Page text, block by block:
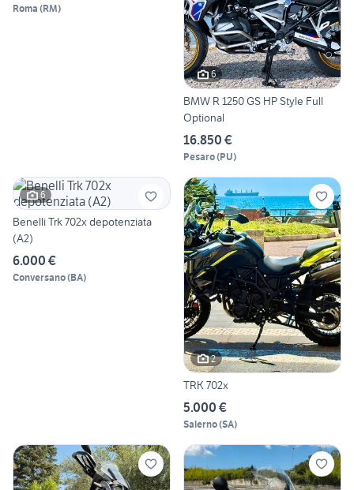
Roma (RM)
6
BMW R 1250 GS HP Style Full
Optional
16.850 €
Pesaro(PU)
6
Benelli Trk 702x depotenziata
(A2)
6.000 €
Conversano(BA)
2
TRK 702x
5.000 €
Salerno(SA)